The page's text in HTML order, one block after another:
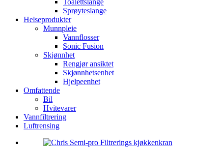
Toalettslange
Sprøyteslange
Helseprodukter
Munnpleie
Vannflosser
Sonic Fusion
Skjønnhet
Rengjør ansiktet
Skjønnhetsenhet
Hjelpeenhet
Omfattende
Bil
Hvitevarer
Vannfiltrering
Luftrensing